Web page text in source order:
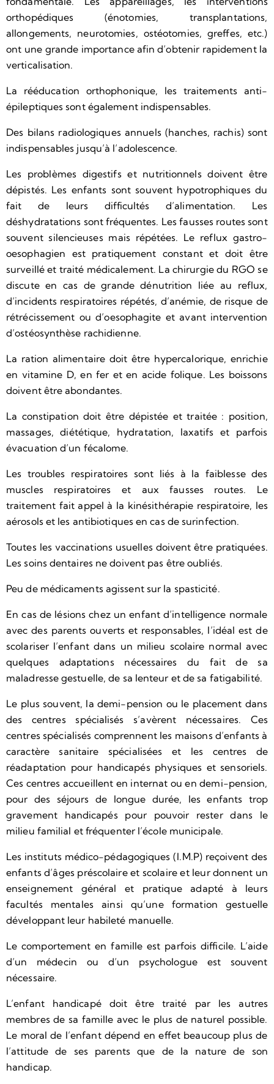
orthopédiques (énotomies, transplantations,
allongements, neurotomies, ostéotomies, greffes, etc.)
ont une grande importance afin d’obtenir rapidement la
verticalisation.
La rééducation orthophonique, les traitements anti-
épileptiques sont également indispensables.
Des bilans radiologiques annuels (hanches, rachis) sont
indispensables jusqu’à l’adolescence.
Les problèmes digestifs et nutritionnels doivent être
dépistés. Les enfants sont souvent hypotrophiques du
fait de leurs difficultés d’alimentation. Les
déshydratations sont fréquentes. Les fausses routes sont
souvent silencieuses mais répétées. Le reflux gastro-
oesophagien est pratiquement constant et doit être
surveillé et traité médicalement. La chirurgie du RGO se
discute en cas de grande dénutrition liée au reflux,
d’incidents respiratoires répétés, d’anémie, de risque de
rétrécissement ou d’oesophagite et avant intervention
d’ostéosynthèse rachidienne.
La ration alimentaire doit être hypercalorique, enrichie
en vitamine D, en fer et en acide folique. Les boissons
doivent être abondantes.
La constipation doit être dépistée et traitée : position,
massages, diététique, hydratation, laxatifs et parfois
évacuation d’un fécalome.
Les troubles respiratoires sont liés à la faiblesse des
muscles respiratoires et aux fausses routes. Le
traitement fait appel à la kinésithérapie respiratoire, les
aérosols et les antibiotiques en cas de surinfection.
Toutes les vaccinations usuelles doivent être pratiquées.
Les soins dentaires ne doivent pas être oubliés.
Peu de médicaments agissent sur la spasticité.
En cas de lésions chez un enfant d’intelligence normale
avec des parents ouverts et responsables, l’idéal est de
scolariser l’enfant dans un milieu scolaire normal avec
quelques adaptations nécessaires du fait de sa
maladresse gestuelle, de sa lenteur et de sa fatigabilité.
Le plus souvent, la demi-pension ou le placement dans
des centres spécialisés s’avèrent nécessaires. Ces
centres spécialisés comprennent les maisons d’enfants à
caractère sanitaire spécialisées et les centres de
réadaptation pour handicapés physiques et sensoriels.
Ces centres accueillent en internat ou en demi-pension,
pour des séjours de longue durée, les enfants trop
gravement handicapés pour pouvoir rester dans le
milieu familial et fréquenter l’école municipale.
Les instituts médico-pédagogiques (I.M.P) reçoivent des
enfants d’âges préscolaire et scolaire et leur donnent un
enseignement général et pratique adapté à leurs
facultés mentales ainsi qu’une formation gestuelle
développant leur habileté manuelle.
Le comportement en famille est parfois difficile. L’aide
d’un médecin ou d’un psychologue est souvent
nécessaire.
L’enfant handicapé doit être traité par les autres
membres de sa famille avec le plus de naturel possible.
Le moral de l’enfant dépend en effet beaucoup plus de
l’attitude de ses parents que de la nature de son
handicap.